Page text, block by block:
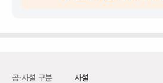
공·사설 구분
사설